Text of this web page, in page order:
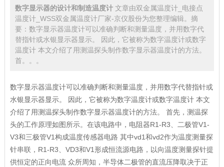
数字显示器的设计和制造温度计 文章由双金属温度计_电接点
温度计_WSS双金属温度计厂家-京仪股份为您整理编辑。摘
要：数字显示器温度计可以准确判断和测量温度，并用数字代
替指针或水银显示器显示。 因此，它被称为数字温度计或数字
温度计 本文介绍了用测温探头制作数字显示器温度计的方法。
首。。。
数字显示器温度计可以准确判断和测量温度，并用数字代替指针或
水银显示器显示。 因此，它被称为数字温度计或数字温度计 本文
介绍了用测温探头制作数字显示器温度计的方法。 首先，测温探
头的工作原理如图所示。在该电路中，电阻器R1-R3、二极管V1-
V3和三极管V1构成温度传感器电路 其中vd1和vd2作为温度测量探
针串联，R1-R3、VD3和V1形成恒流源电路，以向温度测量探针提
供恒定的正向电流 众所周知，半导体二极管的直流压降取决于正